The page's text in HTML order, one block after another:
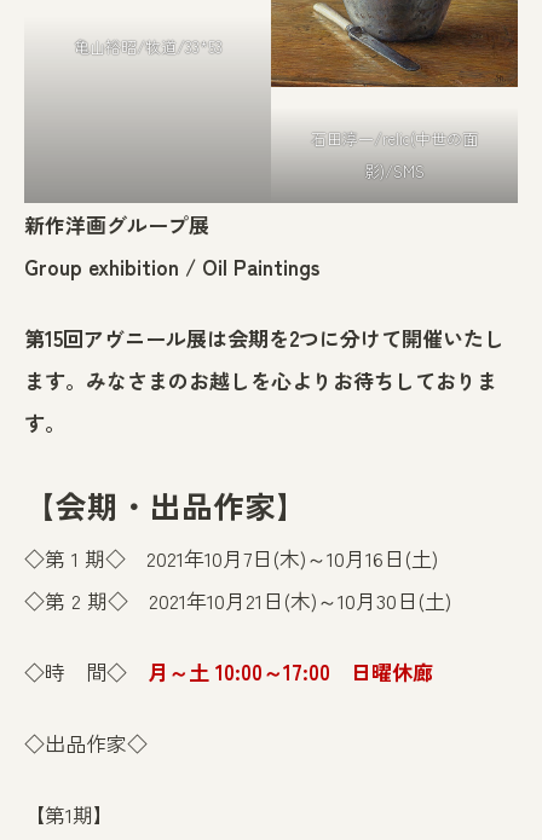
亀山裕昭/牧道/33*53
石田淳一/relic(中世の面
影)/SMS
新作洋画グループ展
Group exhibition / Oil Paintings
第15回アヴニール展は会期を2つに分けて開催いたし
ます。みなさまのお越しを心よりお待ちしておりま
す。
【会期・出品作家】
◇第 1 期◇ 2021年10月7日(木)～10月16日(土)
◇第 2 期◇ 2021年10月21日(木)～10月30日(土)
◇時 間◇ 月～土 10:00～17:00 日曜休廊
◇出品作家◇
【第1期】